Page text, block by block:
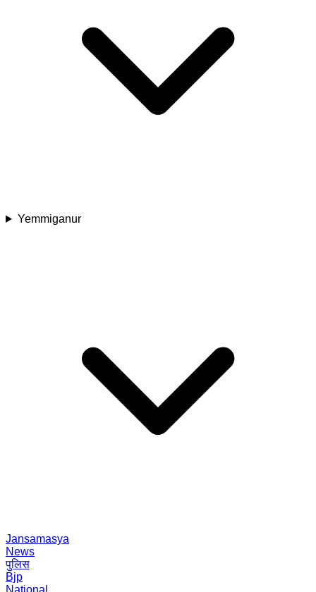
Yemmiganur
Jansamasya
News
पुलिस
Bjp
National